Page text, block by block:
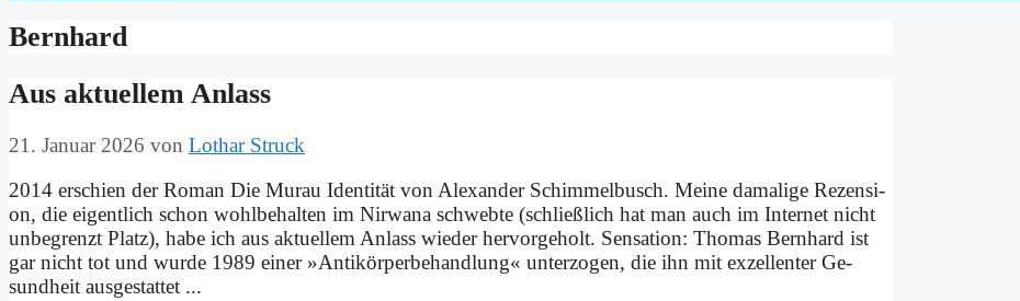
Bernhard
Aus ak­tu­el­lem An­lass
21. Januar 2026 von Lothar Struck
2014 er­schien der Ro­man Die Murau Iden­ti­tät von Alex­an­der Schim­mel­busch. Mei­ne da­ma­li­ge Re­zen­si­
on, die ei­gent­lich schon wohl­be­hal­ten im Nir­wa­na schweb­te (schließ­lich hat man auch im In­ter­net nicht
un­be­grenzt Platz), ha­be ich aus ak­tu­el­lem An­lass wie­der her­vor­ge­holt. Sen­sa­ti­on: Tho­mas Bern­hard ist
gar nicht tot und wur­de 1989 ei­ner »An­ti­kör­per­be­hand­lung« un­ter­zo­gen, die ihn mit ex­zel­len­ter Ge­
sund­heit aus­ge­stat­tet ...